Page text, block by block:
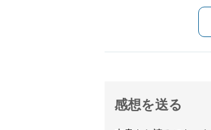
感想を送る